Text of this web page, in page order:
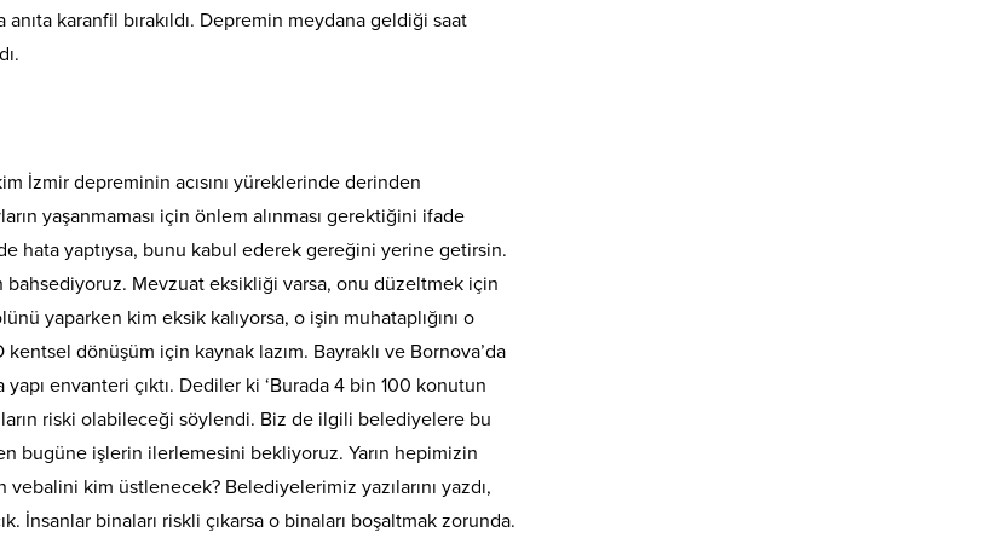
karanfil bırakıldı. Depremin meydana geldiği saat
İzmir depreminin acısını yüreklerinde derinden
yaşanmaması için önlem alınması gerektiğini ifade
hata yaptıysa, bunu kabul ederek gereğini yerine getirsin.
bahsediyoruz. Mevzuat eksikliği varsa, onu düzeltmek için
yaparken kim eksik kalıyorsa, o işin muhataplığını o
dönüşüm için kaynak lazım. Bayraklı ve Bornova’da
yapı envanteri çıktı. Dediler ki ‘Burada 4 bin 100 konutun
riski olabileceği söylendi. Biz de ilgili belediyelere bu
bugüne işlerin ilerlemesini bekliyoruz. Yarın hepimizin
kim üstlenecek? Belediyelerimiz yazılarını yazdı,
İnsanlar binaları riskli çıkarsa o binaları boşaltmak zorunda.